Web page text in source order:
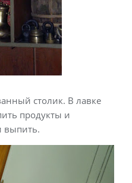
столик. В лавке
продукты и
выпить.